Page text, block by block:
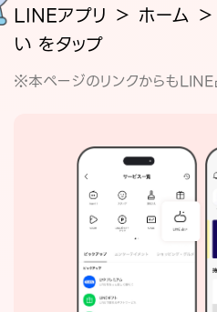
LINEアプリ ＞ ホーム
い をタップ
※本ページのリンクからも